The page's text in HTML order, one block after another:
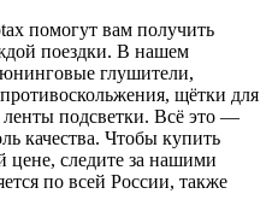
помогут вам получить
поездки. В нашем
глушители,
щётки для
ленты подсветки. Всё это —
качества. Чтобы купить
цене, следите за нашими
по всей России, также